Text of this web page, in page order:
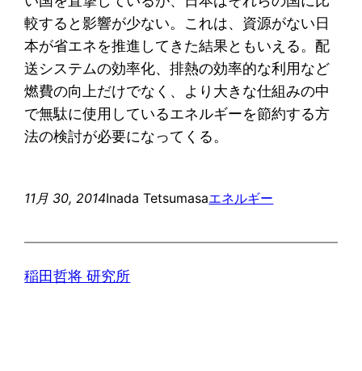
較すると影響が少ない。これは、資源がない日
本が省エネを推進してきた結果ともいえる。配
送システムの効率化、排熱の効率的な利用など
燃費の向上だけでなく、より大きな仕組みの中
で無駄に使用しているエネルギーを節約する方
法の検討が必要になってくる。
11月 30, 2014Inada Tetsumasaエネルギー
稲田哲将 研究所